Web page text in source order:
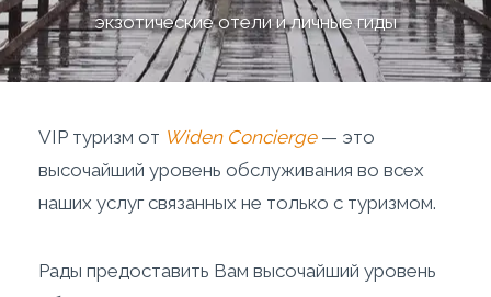
экзотические отели и личные гиды
VIP туризм от Widen Concierge— это
высочайший уровень обслуживания во всех
наших услуг связанных не только с туризмом.
Рады предоставить Вам высочайший уровень